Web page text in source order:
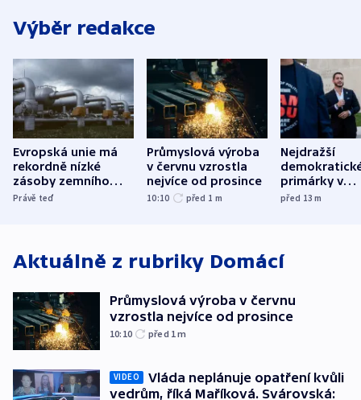
Výběr redakce
Evropská unie má
rekordně nízké
zásoby zemního
plynu, ukazují data
Právě teď
Průmyslová výroba
v červnu vzrostla
nejvíce od prosince
10:10 před 1 m
Nejdražší
primárky v
Michiganu
před 13m
Aktuálně z rubriky Domácí
Průmyslová výroba v červnu
vzrostla nejvíce od prosince
10:10 před 1m
VIDEO
Vláda neplánuje opatření kvůli
vedrům, říká Maříková. Svárovská: